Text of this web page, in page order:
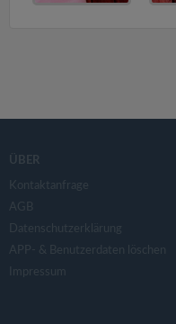
ÜBER
Kontaktanfrage
AGB
Datenschutzerklärung
APP- & Benutzerdaten löschen
Impressum